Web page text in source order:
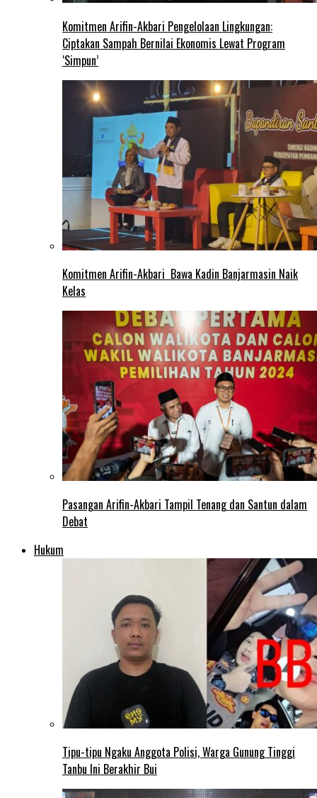
Komitmen Arifin-Akbari Pengelolaan Lingkungan:
Ciptakan Sampah Bernilai Ekonomis Lewat Program
‘Simpun’
Komitmen Arifin-Akbari Bawa Kadin Banjarmasin Naik
Kelas
Pasangan Arifin-Akbari Tampil Tenang dan Santun dalam
Debat
Hukum
Tipu-tipu Ngaku Anggota Polisi, Warga Gunung Tinggi
Tanbu Ini Berakhir Bui